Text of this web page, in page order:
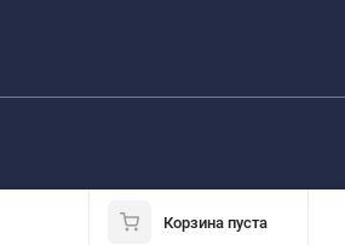
Корзина пуста